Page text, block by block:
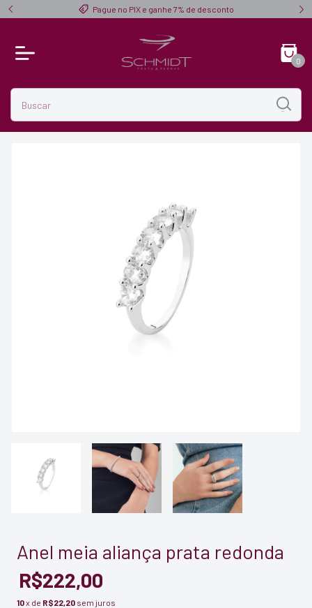
Pague no PIX e ganhe 7% de desconto
0
Anel meia aliança prata redonda
R$222,00
10x de R$22,20 sem juros